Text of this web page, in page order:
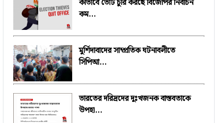
কীভাবে ভোট চুরি করছে বিজেপির নির্বাচন
কম...
মুর্শিদাবাদের সাম্প্রতিক ঘটনাবলীতে
সিপিআ...
ভারতের দরিদ্রদের দুঃখজনক বাস্তবতাকে
উপহা...